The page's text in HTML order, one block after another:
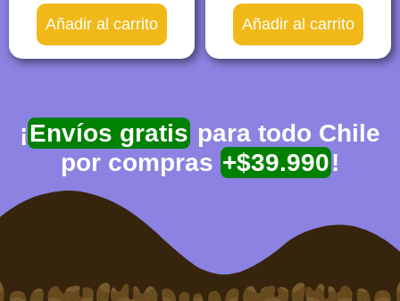
Añadir al carrito Añadir al carrito
¡Envíos gratis para todo Chile
por compras +$39.990!